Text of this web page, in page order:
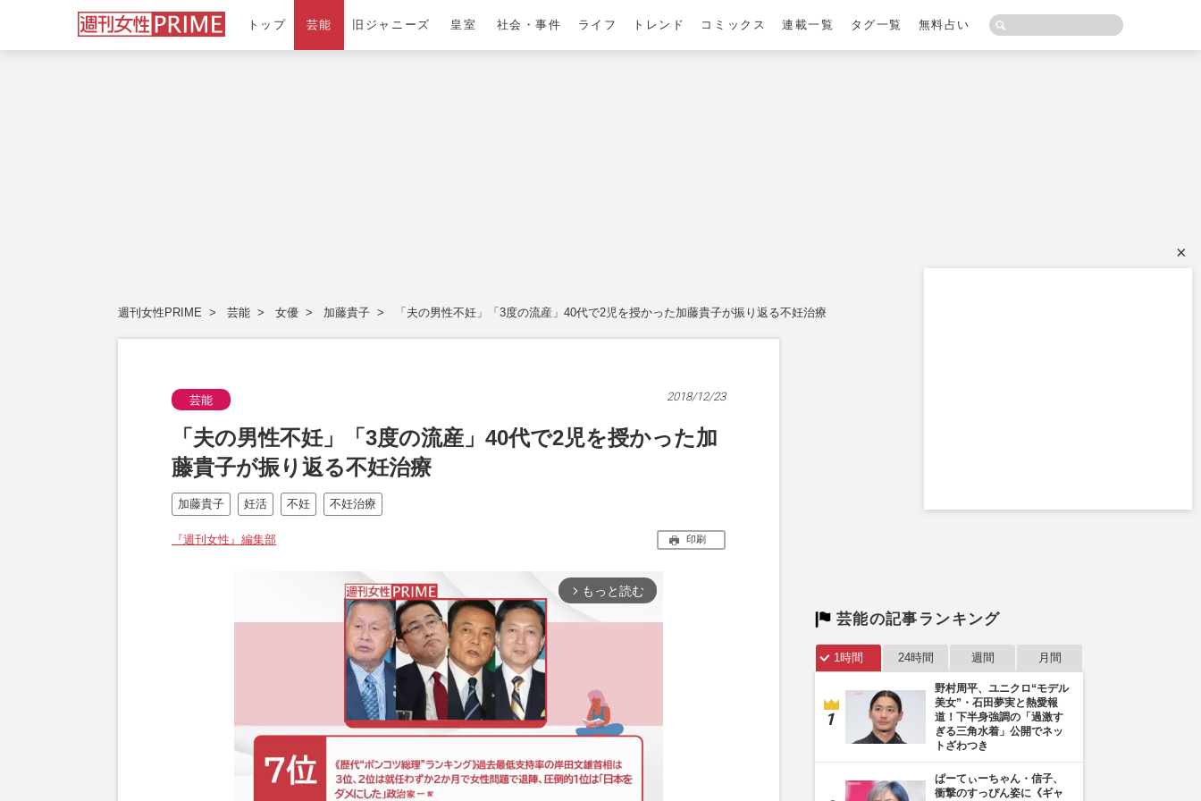
トップ 芸能 旧ジャニーズ 皇室 社会・事件 ライフ トレンド コミックス 連載一覧 タグ一覧 無料占い
週刊女性PRIME 芸能 女優 加藤貴子 「夫の男性不妊」「3度の流産」40代で2児を授かった加藤貴子が振り返る不妊治療
芸能 2018/12/23
「夫の男性不妊」「3度の流産」40代で2児を授かった加
藤貴子が振り返る不妊治療
加藤貴子 妊活 不妊 不妊治療
『週刊女性』編集部 印刷
arrow_forward_ios もっと読む
芸能の記事ランキング
1時間 24時間 週間 月間
野村周平、ユニクロ“モデル
美女”・石田夢実と熱愛報
道！下半身強調の「過激す
ぎる三角水着」公開でネッ
トざわつき
ぱーてぃーちゃん・信子、
衝撃のすっぴん姿に《ギャ
×